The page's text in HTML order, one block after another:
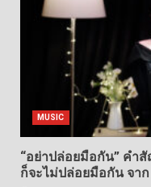
MUSIC
“อย่าปล่อยมือกัน” คำ
ก็จะไม่ปล่อยมือกัน จา